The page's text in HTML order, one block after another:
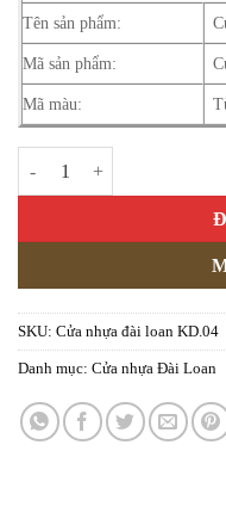
Tên sản phẩm:
Mã sản phẩm:
Mã màu:
SKU: Cửa nhựa đài loan KD.04
Danh mục: Cửa nhựa Đài Loan